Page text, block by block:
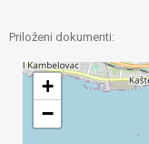
Priloženi dokumenti:
+
−